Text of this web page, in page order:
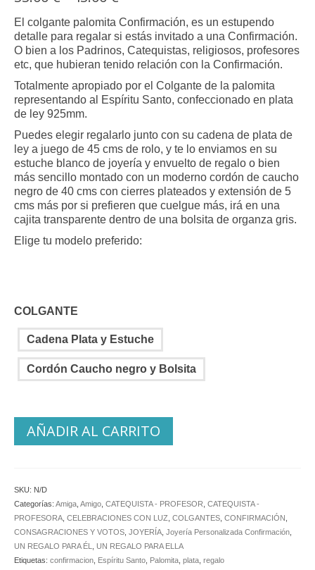
precios:
desde
33.00 €
hasta
43.00 €
El colgante palomita Confirmación, es un estupendo
detalle para regalar si estás invitado a una Confirmación.
O bien a los Padrinos, Catequistas, religiosos, profesores
etc, que hubieran tenido relación con la Confirmación.
Totalmente apropiado por el Colgante de la palomita
representando al Espíritu Santo, confeccionado en plata
de ley 925mm.
Puedes elegir regalarlo junto con su cadena de plata de
ley a juego de 45 cms de rolo, y te lo enviamos en su
estuche blanco de joyería y envuelto de regalo o bien
más sencillo montado con un moderno cordón de caucho
negro de 40 cms con cierres plateados y extensión de 5
cms más por si prefieren que cuelgue más, irá en una
cajita transparente dentro de una bolsita de organza gris.
Elige tu modelo preferido:
COLGANTE
Cadena Plata y Estuche
Cordón Caucho negro y Bolsita
AÑADIR AL CARRITO
SKU: N/D
Categorías: Amiga Amigo CATEQUISTA - PROFESOR CATEQUISTA -
PROFESORA CELEBRACIONES CON LUZ COLGANTES CONFIRMACIÓN
CONSAGRACIONES Y VOTOS JOYERÍA Joyería Personalizada Confirmación
UN REGALO PARA ÉL
UN REGALO PARA ELLA
Etiquetas: confirmacion Espíritu Santo Palomita plata regalo